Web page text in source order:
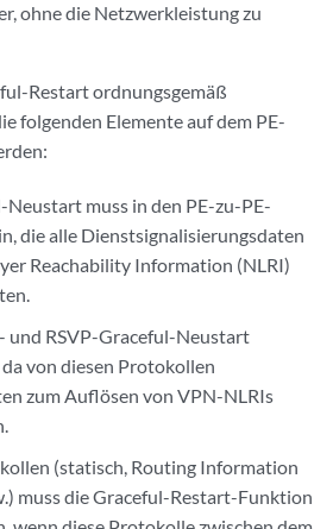
ohne die Netzwerkleistung zu
Restart ordnungsgemäß
folgenden Elemente auf dem PE-
muss in den PE-zu-PE-
die alle Dienstsignalisierungsdaten
Reachability Information (NLRI)
und RSVP-Graceful-Neustart
von diesen Protokollen
zum Auflösen von VPN-NLRIs
(statisch, Routing Information
muss die Graceful-Restart-Funktion